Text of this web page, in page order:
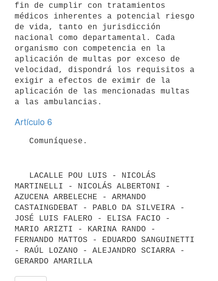
fin de cumplir con tratamientos
médicos inherentes a potencial riesgo
de vida, tanto en jurisdicción
nacional como departamental. Cada
organismo con competencia en la
aplicación de multas por exceso de
velocidad, dispondrá los requisitos a
exigir a efectos de eximir de la
aplicación de las mencionadas multas
Artículo 6
MARTINELLI - NICOLÁS ALBERTONI -
AZUCENA ARBELECHE - ARMANDO
CASTAINGDEBAT - PABLO DA SILVEIRA -
JOSÉ LUIS FALERO - ELISA FACIO -
MARIO ARIZTI - KARINA RANDO -
FERNANDO MATTOS - EDUARDO SANGUINETTI
- RAÚL LOZANO - ALEJANDRO SCIARRA -
GERARDO AMARILLA